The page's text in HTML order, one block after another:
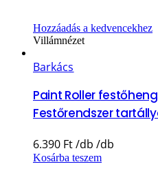
Hozzáadás a kedvencekhez
Villámnézet
Barkács
Paint Roller
Festőrendszer
6.390 Ft
Kosárba teszem